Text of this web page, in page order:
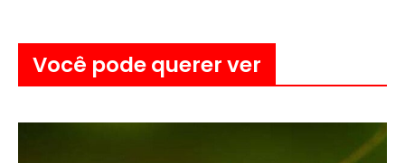
Você pode querer ver